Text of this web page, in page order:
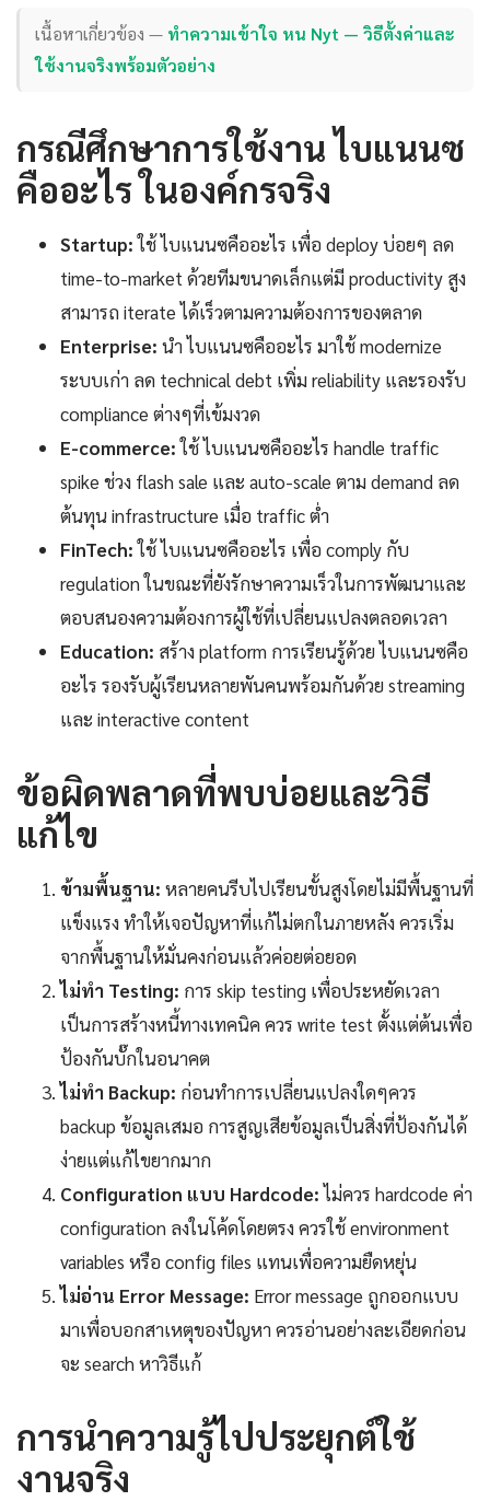
เนื้อหาเกี่ยวข้อง — ทำความเข้าใจ หน Nyt — วิธีตั้งค่าและ
ใช้งานจริงพร้อมตัวอย่าง
กรณีศึกษาการใช้งาน ไบแนนซ
คืออะไร ในองค์กรจริง
Startup:ใช้ ไบแนนซคืออะไร เพื่อ deploy บ่อยๆ ลด
time-to-market ด้วยทีมขนาดเล็กแต่มี productivity สูง
สามารถ iterate ได้เร็วตามความต้องการของตลาด
Enterprise: นำ ไบแนนซคืออะไร มาใช้ modernize
ระบบเก่า ลด technical debt เพิ่ม reliability และรองรับ
compliance ต่างๆที่เข้มงวด
E-commerce:ใช้ ไบแนนซคืออะไร handle traffic
spike ช่วง flash sale และ auto-scale ตาม demand ลด
ต้นทุน infrastructure เมื่อ traffic ต่ำ
FinTech:ใช้ ไบแนนซคืออะไร เพื่อ comply กับ
regulation ในขณะที่ยังรักษาความเร็วในการพัฒนาและ
ตอบสนองความต้องการผู้ใช้ที่เปลี่ยนแปลงตลอดเวลา
Education: สร้าง platform การเรียนรู้ด้วย ไบแนนซคือ
อะไร รองรับผู้เรียนหลายพันคนพร้อมกันด้วย streaming
และ interactive content
ข้อผิดพลาดที่พบบ่อยและวิธี
แก้ไข
ข้ามพื้นฐาน: หลายคนรีบไปเรียนขั้นสูงโดยไม่มีพื้นฐานที่
แข็งแรง ทำให้เจอปัญหาที่แก้ไม่ตกในภายหลัง ควรเริ่ม
จากพื้นฐานให้มั่นคงก่อนแล้วค่อยต่อยอด
ไม่ทำ Testing: การ skip testing เพื่อประหยัดเวลา
เป็นการสร้างหนี้ทางเทคนิค ควร write test ตั้งแต่ต้นเพื่อ
ป้องกันบั๊กในอนาคต
ไม่ทำ Backup: ก่อนทำการเปลี่ยนแปลงใดๆควร
backup ข้อมูลเสมอ การสูญเสียข้อมูลเป็นสิ่งที่ป้องกันได้
ง่ายแต่แก้ไขยากมาก
Configuration แบบ Hardcode:ไม่ควร hardcode ค่า
configuration ลงในโค้ดโดยตรง ควรใช้ environment
variables หรือ config files แทนเพื่อความยืดหยุ่น
ไม่อ่าน Error Message: Error message ถูกออกแบบ
มาเพื่อบอกสาเหตุของปัญหา ควรอ่านอย่างละเอียดก่อน
จะ search หาวิธีแก้
การนำความรู้ไปประยุกต์ใช้
งานจริง